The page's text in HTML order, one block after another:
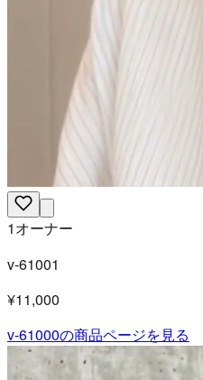
1オーナー
v-61001
¥11,000
v-61000の商品ページを見る